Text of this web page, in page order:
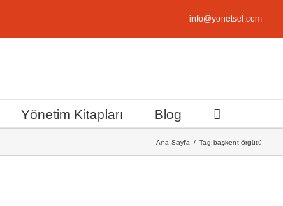
info@yonetsel.com
Yönetim Kitapları Blog
Ana Sayfa Tag:başkent örgütü